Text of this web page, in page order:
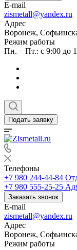
E-mail
zismetall@yandex.ru
Адрес
Воронеж,
Режим работы
Пн. – Пт.: с 9:00 до
Подать заявку
Телефоны
+7 980 244-44-84
+7 980 555-25-25
Заказать звонок
E-mail
zismetall@yandex.ru
Адрес
Воронеж,
Режим работы